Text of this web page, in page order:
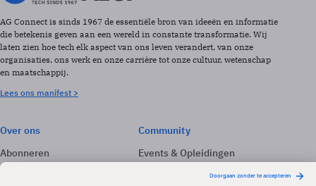
AG Connect is sinds 1967 de essentiële bron van ideeën en informatie
die betekenis geven aan een wereld in constante transformatie. Wij
laten zien hoe tech elk aspect van ons leven verandert, van onze
organisaties, ons werk en onze carrière tot onze cultuur, wetenschap
en maatschappij.
Lees ons manifest >
Over ons
Abonneren
Adverteren
Community
Events & Opleidingen